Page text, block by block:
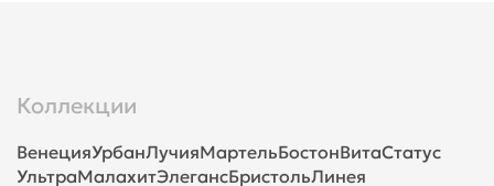
Коллекции
ВенецияУрбанЛучияМартельБостонВитаСтатус
УльтраМалахитЭлегансБристольЛинея